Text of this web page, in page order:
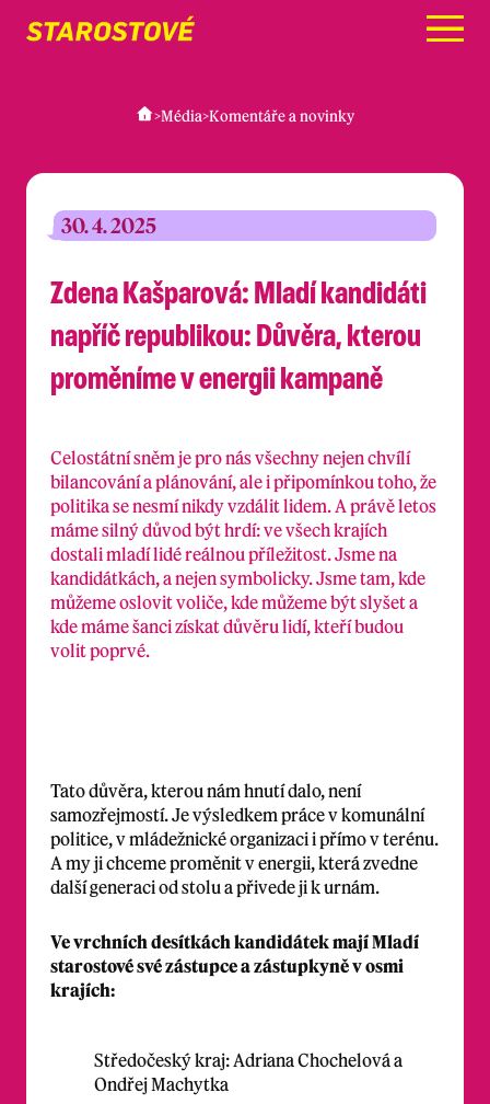
Menu
>Média>Komentáře a novinky
30. 4. 2025
Zdena Kašparová: Mladí kandidáti
napříč republikou: Důvěra, kterou
proměníme v energii kampaně
Celostátní sněm je pro nás všechny nejen chvílí
bilancování a plánování, ale i připomínkou toho, že
politika se nesmí nikdy vzdálit lidem. A právě letos
máme silný důvod být hrdí: ve všech krajích
dostali mladí lidé reálnou příležitost. Jsme na
kandidátkách, a nejen symbolicky. Jsme tam, kde
můžeme oslovit voliče, kde můžeme být slyšet a
kde máme šanci získat důvěru lidí, kteří budou
volit poprvé.
Tato důvěra, kterou nám hnutí dalo, není
samozřejmostí. Je výsledkem práce v komunální
politice, v mládežnické organizaci i přímo v terénu.
A my ji chceme proměnit v energii, která zvedne
další generaci od stolu a přivede ji k urnám.
Ve vrchních desítkách kandidátek mají Mladí
starostové své zástupce a zástupkyně v osmi
krajích:
Středočeský kraj: Adriana Chochelová a
Ondřej Machytka